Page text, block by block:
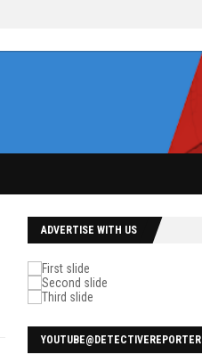
ADVERTISE WITH US
YOUTUBE@DETECTIVEREPORTER